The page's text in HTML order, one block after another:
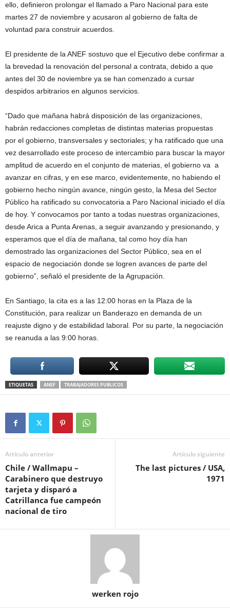
ello, definieron prolongar el llamado a Paro Nacional para este
martes 27 de noviembre y acusaron al gobierno de falta de
voluntad para construir acuerdos.
El presidente de la ANEF sostuvo que el Ejecutivo debe confirmar a
la brevedad la renovación del personal a contrata, debido a que
antes del 30 de noviembre ya se han comenzado a cursar
despidos arbitrarios en algunos servicios.
“Dado que mañana habrá disposición de las organizaciones,
habrán redacciones completas de distintas materias propuestas
por el gobierno, transversales y sectoriales; y ha ratificado que una
vez desarrollado este proceso de intercambio para buscar la mayor
amplitud de acuerdo en el conjunto de materias, el gobierno va a
avanzar en cifras, y en ese marco, evidentemente, no habiendo el
gobierno hecho ningún avance, ningún gesto, la Mesa del Sector
Público ha ratificado su convocatoria a Paro Nacional iniciado el día
de hoy. Y convocamos por tanto a todas nuestras organizaciones,
desde Arica a Punta Arenas, a seguir avanzando y presionando, y
esperamos que el día de mañana, tal como hoy día han
demostrado las organizaciones del Sector Público, sea en el
espacio de negociación donde se logren avances de parte del
gobierno”, señaló el presidente de la Agrupación.
En Santiago, la cita es a las 12:00 horas en la Plaza de la
Constitución, para realizar un Banderazo en demanda de un
reajuste digno y de estabilidad laboral. Por su parte, la negociación
se reanuda a las 9:00 horas.
ETIQUETAS ANEF TRABAJADORES PUBLICOS
Artículo anterior
Chile / Wallmapu –
Carabinero que destruyo
tarjeta y disparó a
Catrillanca fue campeón
nacional de tiro
Artículo siguiente
The last pictures / USA,
1971
werken rojo